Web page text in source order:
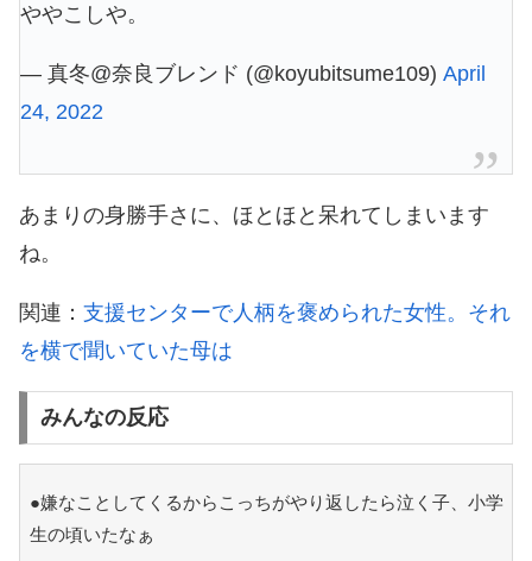
ややこしや。
— 真冬@奈良ブレンド (@koyubitsume109) April
24, 2022
あまりの身勝手さに、ほとほと呆れてしまいます
ね。
関連： 支援センターで人柄を褒められた女性。それ
を横で聞いていた母は
みんなの反応
●嫌なことしてくるからこっちがやり返したら泣く子、小学
生の頃いたなぁ